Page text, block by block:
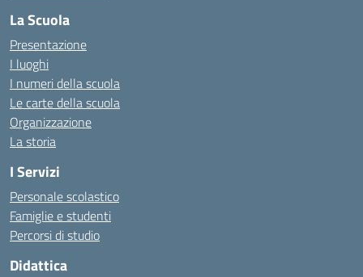
La Scuola
Presentazione
I luoghi
I numeri della scuola
Le carte della scuola
Organizzazione
La storia
I Servizi
Personale scolastico
Famiglie e studenti
Percorsi di studio
Didattica